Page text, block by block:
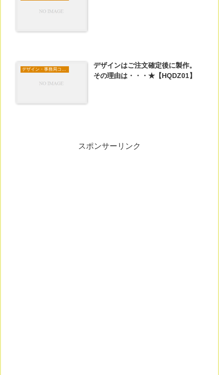
デザイン・事務局コラム
デザインはご注文確定後に製作。
その理由は・・・★【HQDZ01】
スポンサーリンク